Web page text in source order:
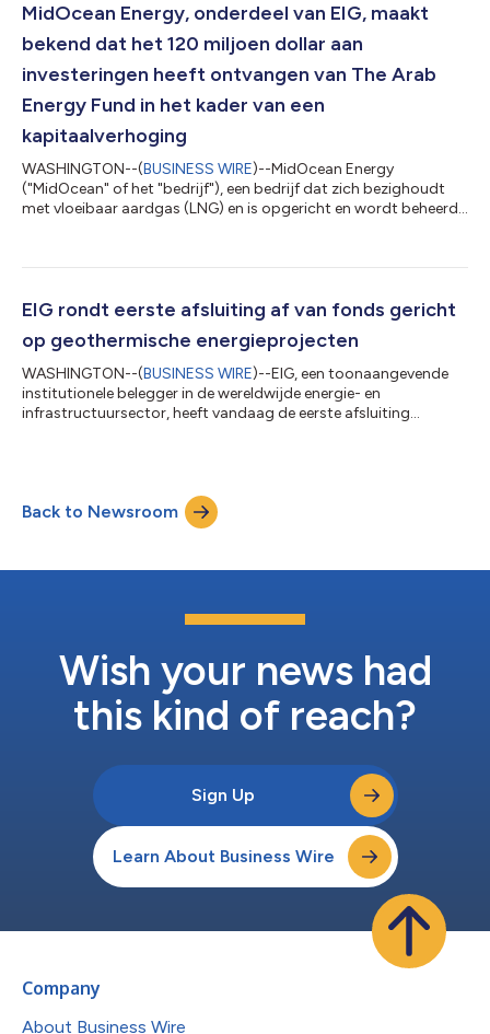
partnerschap aangegaan, gericht op kapitaalaggregatie,
investeringsbemiddeling en de ontwikke...
MidOcean Energy, onderdeel van EIG, maakt
bekend dat het 120 miljoen dollar aan
investeringen heeft ontvangen van The Arab
Energy Fund in het kader van een
kapitaalverhoging
WASHINGTON--(BUSINESS WIRE)--MidOcean Energy
("MidOcean" of het "bedrijf"), een bedrijf dat zich bezighoudt
met vloeibaar aardgas (LNG) en is opgericht en wordt beheerd
The Arab Energy Fund ("TAEF") als onderdeel van zijn huidige
impact-financieringsinstelling. De investering van TAEF
versterkt het hoogwaardige beleggersbes...
EIG rondt eerste afsluiting af van fonds gericht
op geothermische energieprojecten
WASHINGTON--(BUSINESS WIRE)--EIG, een toonaangevende
institutionele belegger in de wereldwijde energie- en
infrastructuursector, heeft vandaag de eerste afsluiting
volgende generatie geothermische projecten in de Verenigde
Staten. Het fonds is primair ontworpen om
ontwikkelingskapitaal in een middenfase te verstrekken om
Back to Newsroom
Wish your news had
this kind of reach?
Sign Up
Learn About Business Wire
Company
About Business Wire